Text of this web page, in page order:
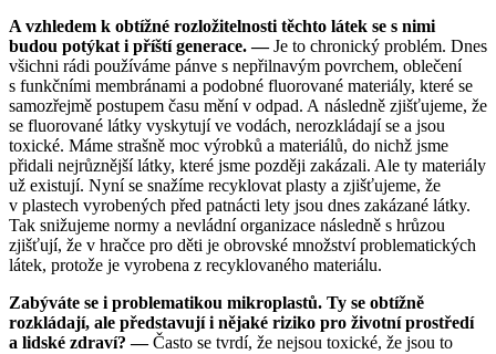
A vzhledem k obtížné rozložitelnosti těchto látek se s nimi
budou potýkat i příští generace. —Je to chronický problém. Dnes
všichni rádi používáme pánve s nepřilnavým povrchem, oblečení
s funkčními membránami a podobné fluorované materiály, které se
samozřejmě postupem času mění v odpad. A následně zjišťujeme, že
se fluorované látky vyskytují ve vodách, nerozkládají se a jsou
toxické. Máme strašně moc výrobků a materiálů, do nichž jsme
přidali nejrůznější látky, které jsme později zakázali. Ale ty materiály
už existují. Nyní se snažíme recyklovat plasty a zjišťujeme, že
v plastech vyrobených před patnácti lety jsou dnes zakázané látky.
Tak snižujeme normy a nevládní organizace následně s hrůzou
zjišťují, že v hračce pro děti je obrovské množství problematických
látek, protože je vyrobena z recyklovaného materiálu.
Zabýváte se i problematikou mikroplastů. Ty se obtížně
rozkládají, ale představují i nějaké riziko pro životní prostředí
a lidské zdraví? —Často se tvrdí, že nejsou toxické, že jsou to